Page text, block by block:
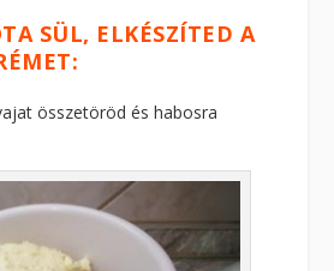
SÜL, ELKÉSZÍTED A
összetöröd és habosra